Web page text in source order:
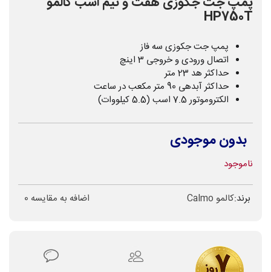
HP750T
پمپ جت جکوزی سه فاز
اتصال ورودی و خروجی 3 اینچ
حداکثر هد 23 متر
حداکثر آبدهی 90 متر مکعب در ساعت
الکتروموتور 7.5 اسب (5.5 کیلووات)
بدون موجودی
ناموجود
برند:کالمو Calmo اضافه به مقایسه 0